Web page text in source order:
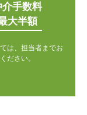
介手数料
大半額
は、担当者までお
ださい。